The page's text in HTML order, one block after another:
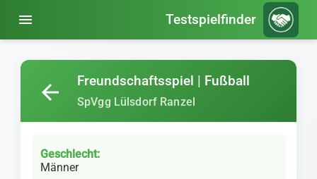
menu Testspielfinder
Freundschaftsspiel | Fußball
SpVgg Lülsdorf Ranzel
arrow_back
Geschlecht:
Männer